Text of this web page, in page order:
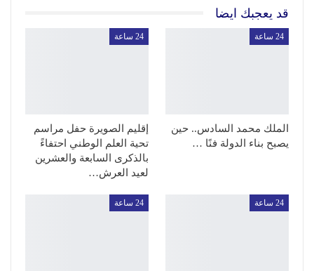
قد يعجبك ايضا
24 ساعة
الملك محمد السادس.. حين
يصبح بناء الدولة فنًا …
24 ساعة
إقليم الصويرة حفل مراسم
تحية العلم الوطني احتفاءً
بالذكرى السابعة والعشرين
لعيد العرش…
24 ساعة 24 ساعة